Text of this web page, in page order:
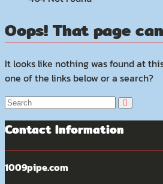
Oops! That page
It looks like nothing was found at
one of the links below or a search?
Contact Information
1009pipe.com